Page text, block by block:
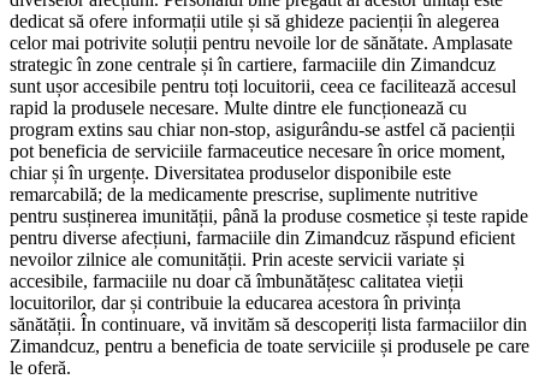
dedicat să ofere informații utile și să ghideze pacienții în alegerea
celor mai potrivite soluții pentru nevoile lor de sănătate. Amplasate
strategic în zone centrale și în cartiere, farmaciile din Zimandcuz
sunt ușor accesibile pentru toți locuitorii, ceea ce facilitează accesul
rapid la produsele necesare. Multe dintre ele funcționează cu
program extins sau chiar non-stop, asigurându-se astfel că pacienții
pot beneficia de serviciile farmaceutice necesare în orice moment,
chiar și în urgențe. Diversitatea produselor disponibile este
remarcabilă; de la medicamente prescrise, suplimente nutritive
pentru susținerea imunității, până la produse cosmetice și teste rapide
pentru diverse afecțiuni, farmaciile din Zimandcuz răspund eficient
nevoilor zilnice ale comunității. Prin aceste servicii variate și
accesibile, farmaciile nu doar că îmbunătățesc calitatea vieții
locuitorilor, dar și contribuie la educarea acestora în privința
sănătății. În continuare, vă invităm să descoperiți lista farmaciilor din
Zimandcuz, pentru a beneficia de toate serviciile și produsele pe care
le oferă.